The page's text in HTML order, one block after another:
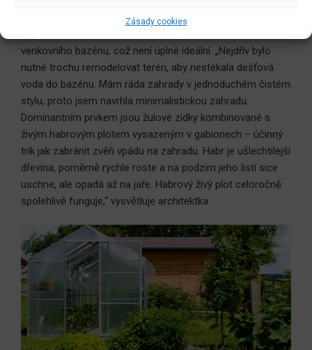
Zásady cookies
venkovního bazénu, což není úplně ideální. „Nejdřív bylo
nutné trochu remodelovat terén, aby nestékala dešťová
voda do bazénu. Mám ráda zahrady v jednoduchém čistém
stylu, proto jsem navrhla minimalistickou zahradu.
Dominantním prvkem jsou žulové zídky kombinované s
živým habrovým plotem vysazeným v gabionech – účinný
trik jak zabránit zvěři vpádu na zahradu. Habr je ušlechtilejší
dřevina, poměrně rychle roste a na podzim jeho listí sice
uschne, ale opadá až na jaře. Habrový živý plot celoročně
spolehlivě funguje,“ vysvětluje architektka.